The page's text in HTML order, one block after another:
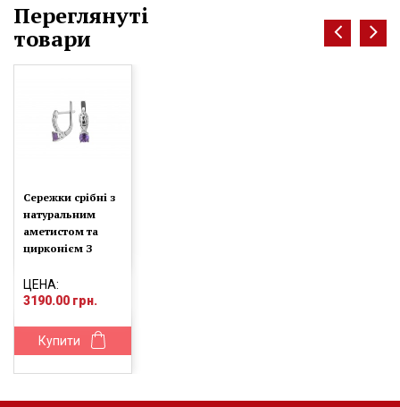
Переглянуті
товари
Сережки срібні з
натуральним
аметистом та
цирконієм З
аметист
ЦЕНА:
3190.00 грн.
Купити